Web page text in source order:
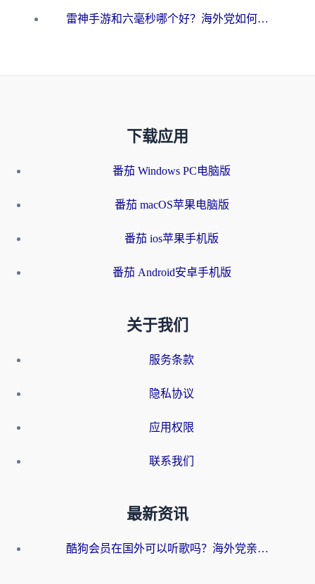
雷神手游和六毫秒哪个好？海外党如何真正解锁国内资源
下载应用
番茄 Windows PC电脑版
番茄 macOS苹果电脑版
番茄 ios苹果手机版
番茄 Android安卓手机版
关于我们
服务条款
隐私协议
应用权限
联系我们
最新资讯
酷狗会员在国外可以听歌吗？海外党亲测有效：3步解决音乐权限难题